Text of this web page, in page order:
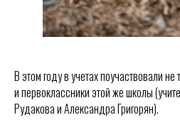
В этом году в учетах поучаствовали не
и первоклассники этой же школы
Рудакова и Александра Григорян).